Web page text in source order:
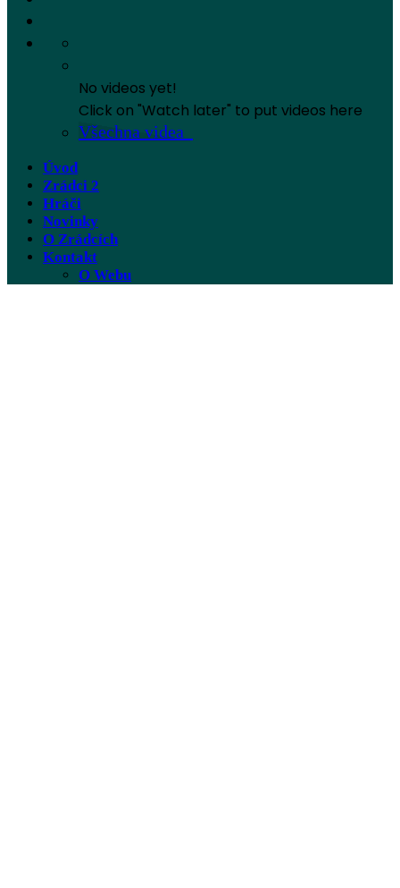
No videos yet!
Click on "Watch later" to put videos here
Všechna videa
Úvod
Zrádci 2
Hráči
Novinky
O Zrádcích
Kontakt
O Webu